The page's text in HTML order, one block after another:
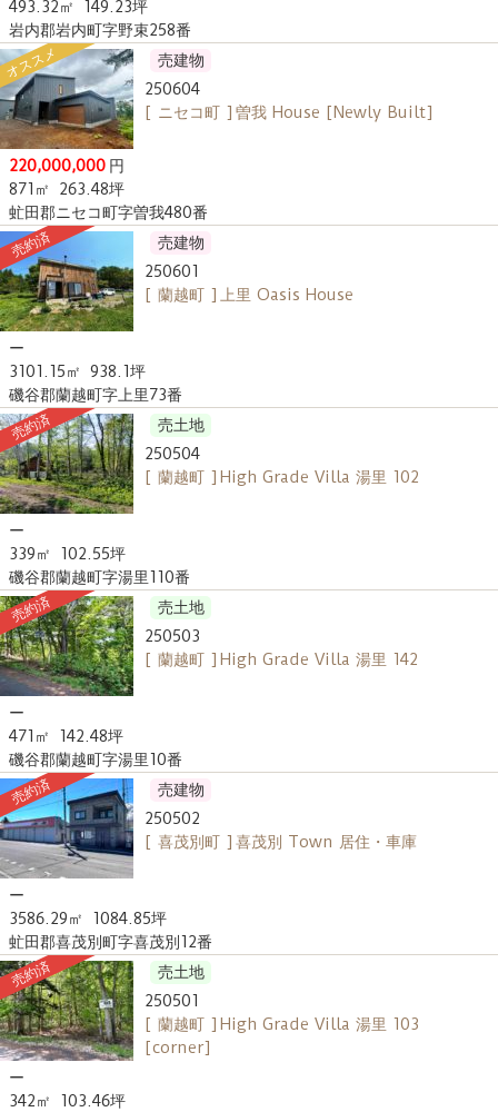
493.32㎡
149.23坪
岩内郡岩内町字野束258番
オススメ
売建物
250604
[ ニセコ町 ] 曽我 House [Newly Built]
220,000,000 円
871㎡
263.48坪
虻田郡ニセコ町字曽我480番
売約済
売建物
250601
[ 蘭越町 ] 上里 Oasis House
ー
3101.15㎡ 938.1坪
磯谷郡蘭越町字上里73番
売約済
売土地
250504
[ 蘭越町 ] High Grade Villa 湯里 102
ー
339㎡
102.55坪
磯谷郡蘭越町字湯里110番
売約済
売土地
250503
[ 蘭越町 ] High Grade Villa 湯里 142
ー
471㎡
142.48坪
磯谷郡蘭越町字湯里10番
売約済
売建物
250502
[ 喜茂別町 ] 喜茂別 Town 居住・車庫
ー
3586.29㎡
1084.85坪
虻田郡喜茂別町字喜茂別12番
売約済
売土地
250501
[ 蘭越町 ] High Grade Villa 湯里 103
[corner]
ー
342㎡
103.46坪